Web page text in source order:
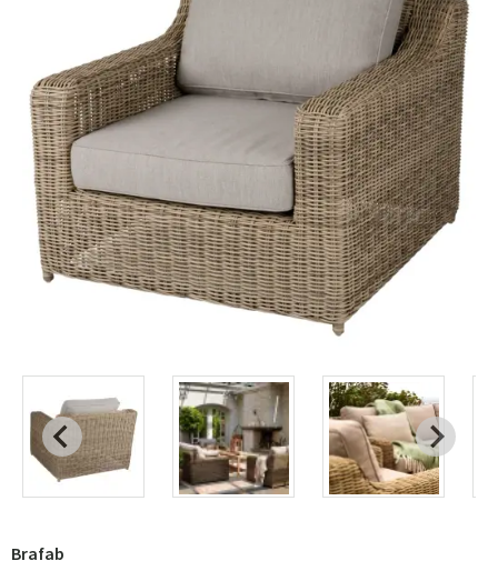
Brafab